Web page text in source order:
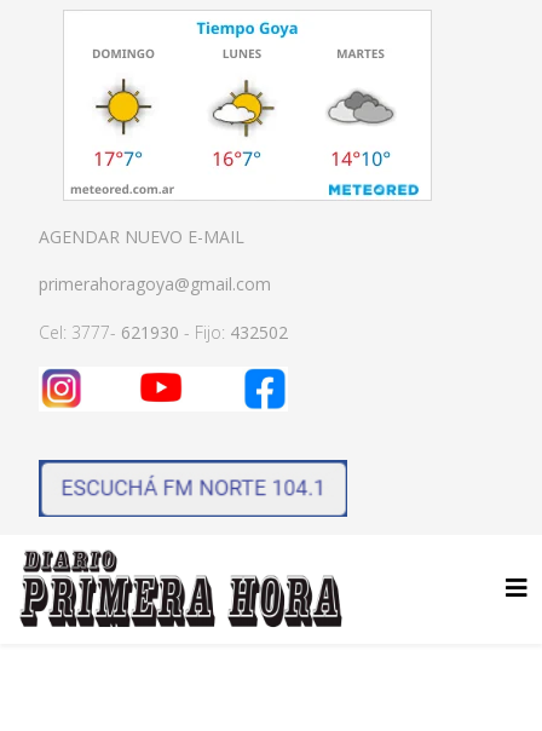
AGENDAR NUEVO E-MAIL
primerahoragoya@gmail.com
Cel: 3777- 621930 - Fijo: 432502